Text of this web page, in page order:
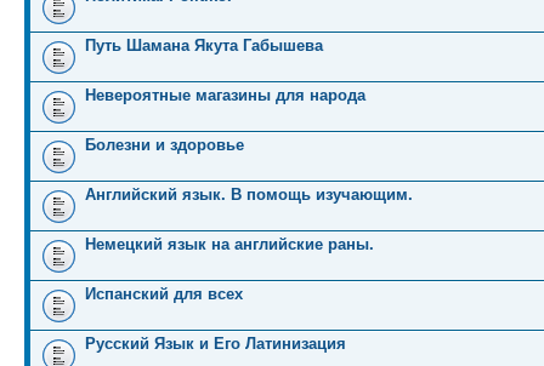
Путь Шамана Якута Габышева
Невероятные магазины для народа
Болезни и здоровье
Английский язык. В помощь изучающим.
Немецкий язык на английские раны.
Испанский для всех
Русский Язык и Его Латинизация